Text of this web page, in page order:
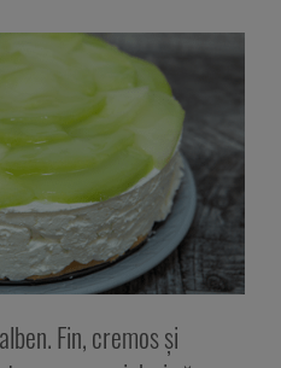
Fin, cremos și